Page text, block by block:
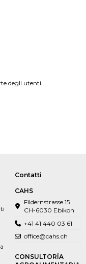
degli utenti.
Contatti
CAHS
Fildernstrasse 15
CH-6030 Ebikon
+41 41 440 03 61
office@cahs.ch
CONSULTORÍA